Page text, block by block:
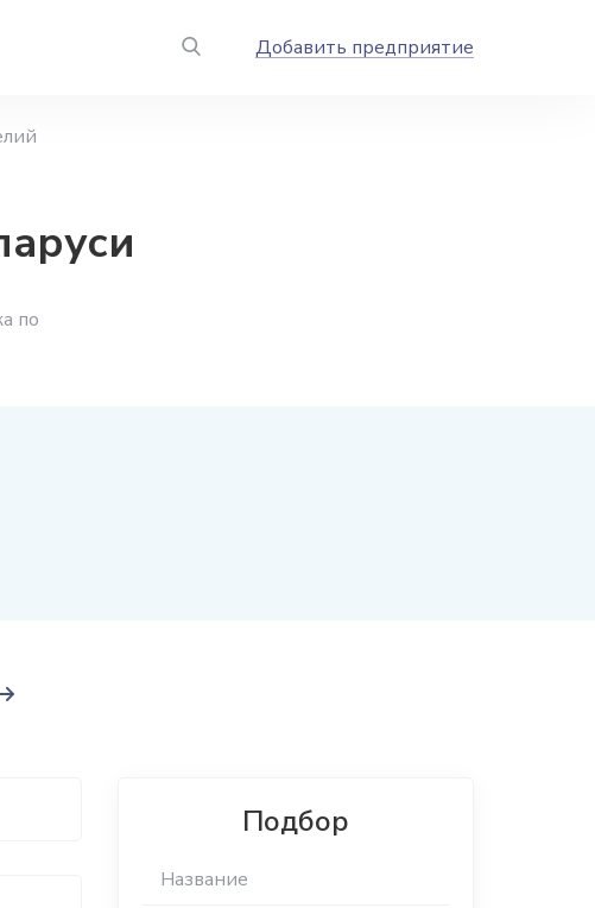
Добавить предприятие
по
Подбор